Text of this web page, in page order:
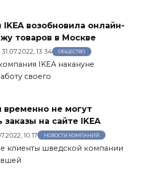
IKEA возобновила онлайн-
товаров в Москве
31.07.2022, 13:34 ОБЩЕСТВО
IKEA накануне
своего
временно не могут
на сайте IKEA
10:17 НОВОСТИ КОМПАНИЙ
клиенты шведской компании